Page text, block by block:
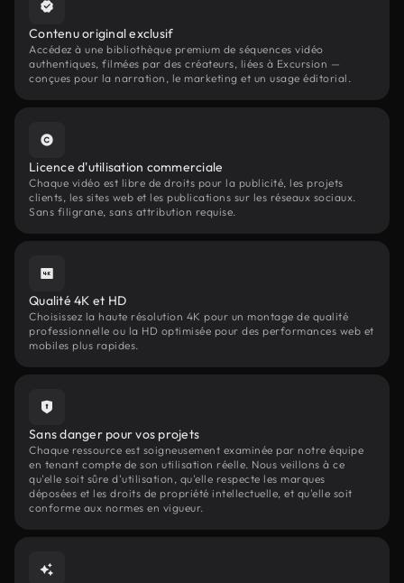
Contenu original exclusif
Accédez à une bibliothèque premium de séquences vidéo
authentiques, filmées par des créateurs, liées à Excursion —
conçues pour la narration, le marketing et un usage éditorial.
Licence d'utilisation commerciale
Chaque vidéo est libre de droits pour la publicité, les projets
clients, les sites web et les publications sur les réseaux sociaux.
Sans filigrane, sans attribution requise.
Qualité 4K et HD
Choisissez la haute résolution 4K pour un montage de qualité
professionnelle ou la HD optimisée pour des performances web et
mobiles plus rapides.
Sans danger pour vos projets
Chaque ressource est soigneusement examinée par notre équipe
en tenant compte de son utilisation réelle. Nous veillons à ce
qu'elle soit sûre d'utilisation, qu'elle respecte les marques
déposées et les droits de propriété intellectuelle, et qu'elle soit
conforme aux normes en vigueur.